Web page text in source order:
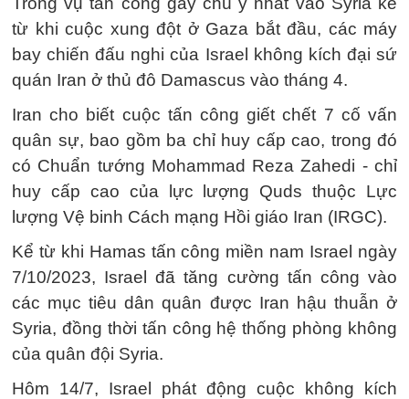
từ khi cuộc xung đột ở Gaza bắt đầu, các máy
bay chiến đấu nghi của Israel không kích đại sứ
quán Iran ở thủ đô Damascus vào tháng 4.
Iran cho biết cuộc tấn công giết chết 7 cố vấn
quân sự, bao gồm ba chỉ huy cấp cao, trong đó
có Chuẩn tướng Mohammad Reza Zahedi - chỉ
huy cấp cao của lực lượng Quds thuộc Lực
lượng Vệ binh Cách mạng Hồi giáo Iran (IRGC).
Kể từ khi Hamas tấn công miền nam Israel ngày
7/10/2023, Israel đã tăng cường tấn công vào
các mục tiêu dân quân được Iran hậu thuẫn ở
Syria, đồng thời tấn công hệ thống phòng không
của quân đội Syria.
Hôm 14/7, Israel phát động cuộc không kích